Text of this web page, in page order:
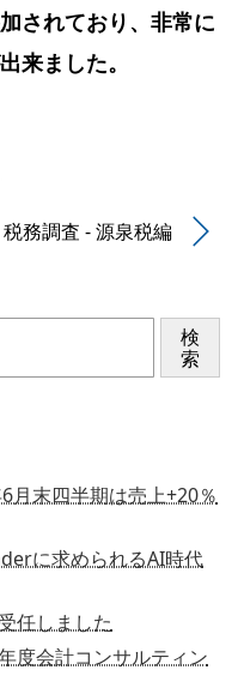
されており、非常に
来ました。
税務調査 - 源泉税編
検
索
月末四半期は売上+20％
に求められるAI時代
任しました
度会計コンサルティン